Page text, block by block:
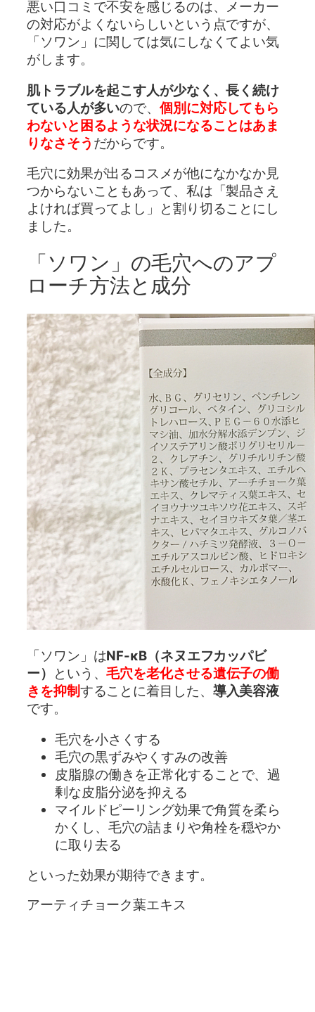
悪い口コミで不安を感じるのは、メーカー
の対応がよくないらしいという点ですが、
「ソワン」に関しては気にしなくてよい気
がします。
肌トラブルを起こす人が少なく、長く続け
ている人が多いので、個別に対応してもら
わないと困るような状況になることはあま
りなさそう だからです。
毛穴に効果が出るコスメが他になかなか見
つからないこともあって、私は「製品さえ
よければ買ってよし」と割り切ることにし
ました。
「ソワン」の毛穴へのアプ
ローチ方法と成分
「ソワン」はNF-κB（ネヌエフカッパビ
ー）
という、毛穴を老化させる遺伝子の働
きを抑制することに着目した、 導入美容液
です。
毛穴を小さくする
毛穴の黒ずみやくすみの改善
皮脂腺の働きを正常化することで、過
剰な皮脂分泌を抑える
マイルドピーリング効果で角質を柔ら
かくし、毛穴の詰まりや角栓を穏やか
に取り去る
といった効果が期待できます。
アーティチョーク葉エキス